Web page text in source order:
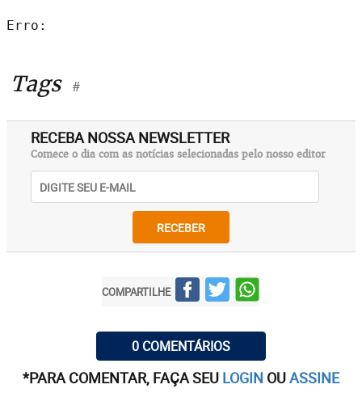
Erro:
Tags #
RECEBA NOSSA NEWSLETTER
Comece o dia com as notícias selecionadas pelo nosso editor
RECEBER
COMPARTILHE
0 COMENTÁRIOS
*PARA COMENTAR, FAÇA SEU LOGIN OUASSINE